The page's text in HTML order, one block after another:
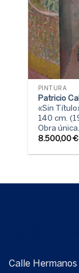
PINTURA
Patricio
«Sin
140 cm.
Obra única.
8.500,00€
Calle Hermanos